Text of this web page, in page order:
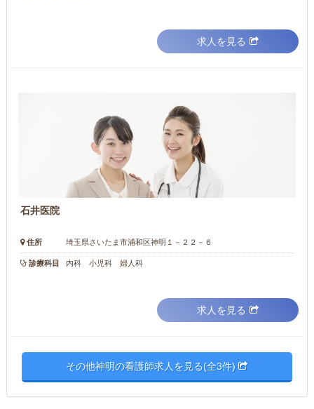
求人を見る
石井医院
住所 埼玉県さいたま市浦和区神明１－２２－６
診療科目 内科 小児科 婦人科
求人を見る
その他神明の看護師求人を見る(全3件)